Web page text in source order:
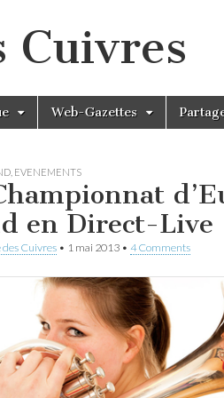
Cuivres
Web-Gazettes
EVENEMENTS
en Direct-Live
des Cuivres • 1 mai 2013 • 4 Comments